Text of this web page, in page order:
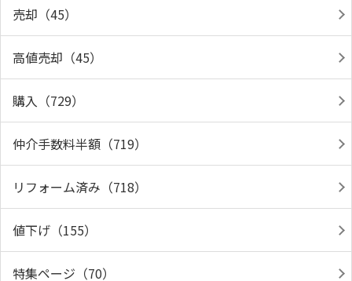
売却（45）
高値売却（45）
購入（729）
仲介手数料半額（719）
リフォーム済み（718）
値下げ（155）
特集ページ（70）